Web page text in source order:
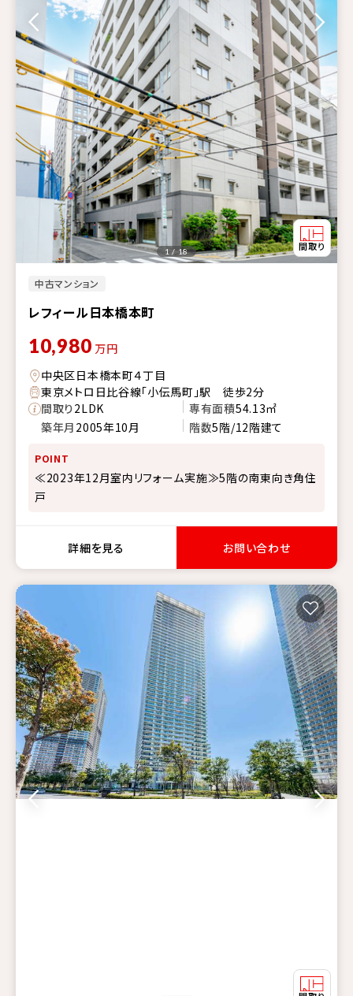
中古マンション
レフィール日本橋本町
1 / 18
10,980 万円
中央区日本橋本町４丁目
東京メトロ日比谷線「小伝馬町」駅 徒歩2分
間取り2LDK 専有面積54.13㎡
築年月 2005年10月 階数5階/12階建て
POINT
≪2023年12月室内リフォーム実施≫5階の南東向き角住
戸
詳細を見る お問い合わせ